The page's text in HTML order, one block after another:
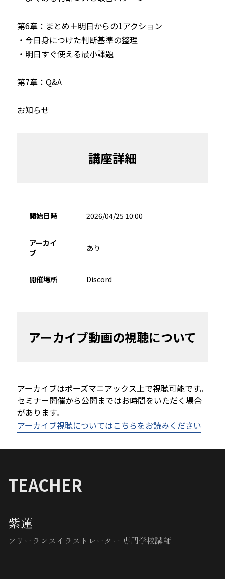
第6章：まとめ＋明日からの1アクション
・今日身につけた判断基準の整理
・明日すぐ使える最小課題
第7章：Q&A
お知らせ
講座詳細
開始日時 2026/04/25 10:00
アーカイ
ブ
あり
開催場所 Discord
アーカイブ動画の視聴について
アーカイブはポーズマニアックス上で視聴可能です。
セミナー開催から公開まではお時間をいただく場合
があります。
アーカイブ視聴についてはこちらをお読みください
TEACHER
紫蓮
フリーランスイラストレーター 専門学校講師